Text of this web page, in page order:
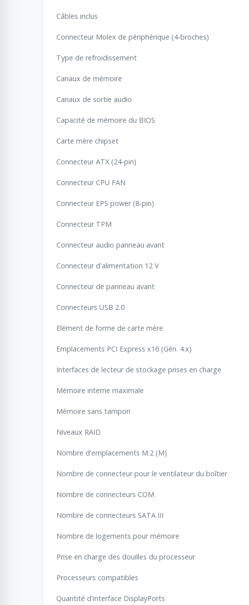
Câbles inclus
Connecteur Molex de périphérique (4-broches)
Type de refroidissement
Canaux de mémoire
Canaux de sortie audio
Capacité de mémoire du BIOS
Carte mère chipset
Connecteur ATX (24-pin)
Connecteur CPU FAN
Connecteur EPS power (8-pin)
Connecteur TPM
Connecteur audio panneau avant
Connecteur d'alimentation 12 V
Connecteur de panneau avant
Connecteurs USB 2.0
Elément de forme de carte mère
Emplacements PCI Express x16 (Gén. 4.x)
Interfaces de lecteur de stockage prises en charge
Mémoire interne maximale
Mémoire sans tampon
Niveaux RAID
Nombre d'emplacements M.2 (M)
Nombre de connecteur pour le ventilateur du boîtier
Nombre de connecteurs COM
Nombre de connecteurs SATA III
Nombre de logements pour mémoire
Prise en charge des douilles du processeur
Processeurs compatibles
Quantité d'interface DisplayPorts